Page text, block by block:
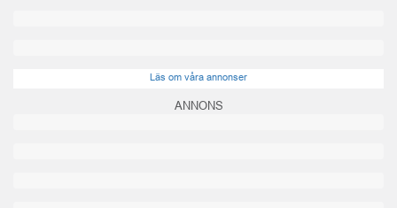
Läs om våra annonser
ANNONS